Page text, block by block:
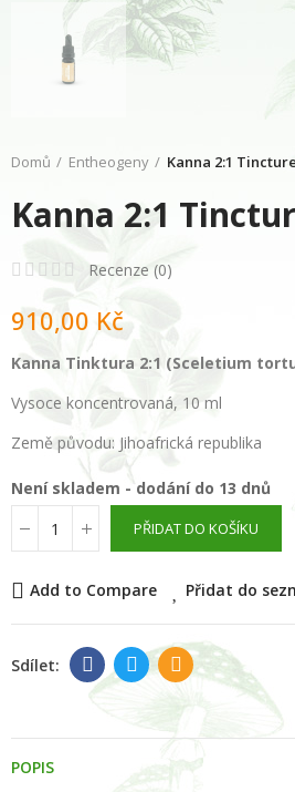
Domů Entheogeny Kanna 2:1 Tincture
Kanna 2:1
Recenze (0)
910,00 Kč
Kanna Tinktura 2:1 (Sceletium
Vysoce koncentrovaná, 10 ml
Země původu: Jihoafrická republika
Není skladem - dodání do 13 dnů
PŘIDAT DO KOŠÍKU
Add to Compare Přidat do
POPIS